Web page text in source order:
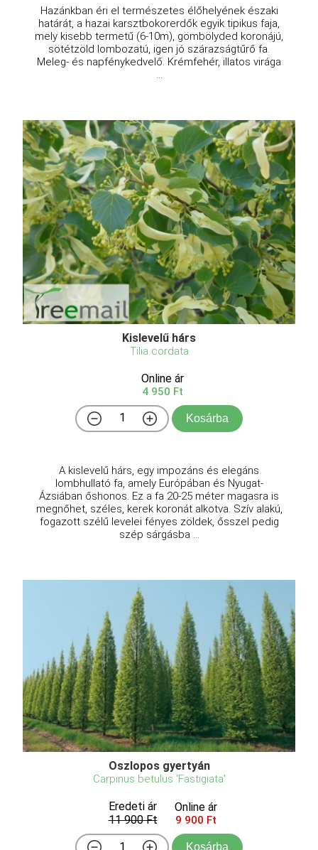
Hazánkban éri el természetes élőhelyének északi
határát, a hazai karsztbokorerdők egyik tipikus faja,
mely kisebb termetű (6-10m), gömbölyded koronájú,
sötétzöld lombozatú, igen jó szárazságtűrő fa.
Meleg- és napfénykedvelő. Krémfehér, illatos virága
...
Kislevelű hárs
Tilia cordata
Online ár
4 950 Ft
Kosárba
A kislevelű hárs, egy impozáns és elegáns
lombhullató fa, amely Európában és Nyugat-
Ázsiában őshonos. Ez a fa 20-25 méter magasra is
megnőhet, széles, kerek koronát alkotva. Szív alakú,
fogazott szélű levelei fényes zöldek, ősszel pedig
szép sárgásba ...
Oszlopos gyertyán
Carpinus betulus 'Fastigiata'
Eredeti ár
11 900 Ft
Online ár
9 900 Ft
Kosárba